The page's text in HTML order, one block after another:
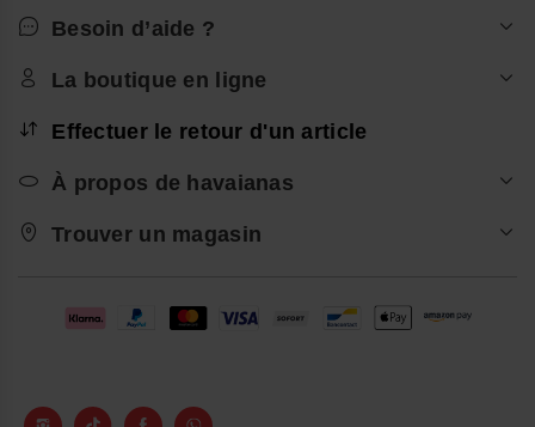
Besoin d’aide ?
La boutique en ligne
Effectuer le retour d'un article
À propos de havaianas
Trouver un magasin